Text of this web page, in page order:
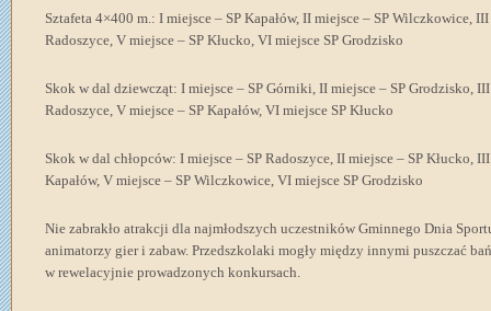
Sztafeta 4×400 m.: I miejsce – SP Kapałów, II miejsce – SP Wilczkowice,
Radoszyce, V miejsce – SP Kłucko, VI miejsce SP Grodzisko
Skok w dal dziewcząt: I miejsce – SP Górniki, II miejsce – SP Grodzisko,
Radoszyce, V miejsce – SP Kapałów, VI miejsce SP Kłucko
Skok w dal chłopców: I miejsce – SP Radoszyce, II miejsce – SP Kłucko,
Kapałów, V miejsce – SP Wilczkowice, VI miejsce SP Grodzisko
Nie zabrakło atrakcji dla najmłodszych uczestników Gminnego Dnia
animatorzy gier i zabaw. Przedszkolaki mogły między innymi puszczać
w rewelacyjnie prowadzonych konkursach.